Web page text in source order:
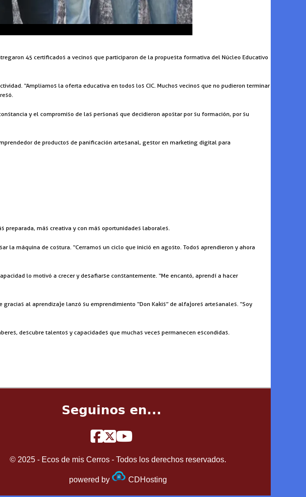
45 certificados a vecinos que participaron de la propuesta formativa del Núcleo Educativo
“Ampliamos la oferta educativa en todos los CIC. Muchos vecinos que no pudieron terminar
y el compromiso de las personas que decidieron apostar por su formación, por su
de productos de panificación artesanal, gestor en marketing digital para
más creativa y con más oportunidades laborales.
la máquina de costura. “Cerramos un ciclo que inició en agosto. Todos aprendieron y ahora
lo motivó a crecer y desafiarse constantemente. “Me encantó, aprendí a hacer
al aprendizaje lanzó su emprendimiento “Don Kakis” de alfajores artesanales. “Soy
descubre talentos y capacidades que muchas veces permanecen escondidas.
Seguinos en...
© 2025 - Ecos de mis Cerros - Todos los derechos reservados.
powered by CDHosting